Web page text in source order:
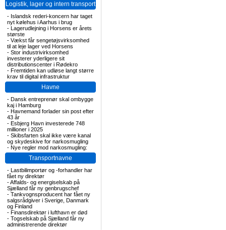
Logistik, lager og intern transport
- Islandsk rederi-koncern har taget
nyt kølehus i Aarhus i brug
- Lagerudlejning i Horsens er årets
største
- Vækst får sengetøjsvirksomhed
til at leje lager ved Horsens
- Stor industrivirksomhed
investerer yderligere sit
distributionscenter i Rødekro
- Fremtiden kan udløse langt større
krav til digital infrastruktur
Havne
- Dansk entreprenør skal ombygge
kaj i Hamburg
- Havnemand forlader sin post efter
43 år
- Esbjerg Havn investerede 748
millioner i 2025
- Skibsfarten skal ikke være kanal
og skydeskive for narkosmugling
- Nye regler mod narkosmugling:
Transportnavne
- Lastbilimportør og -forhandler har
fået ny direktør
-Affalds- og energiselskab på
Sjælland får ny genbrugschef
- Tankvognsproducent har fået ny
salgsrådgiver i Sverige, Danmark
og Finland
- Finansdirektør i lufthavn er død
- Togselskab på Sjælland får ny
administrerende direktør